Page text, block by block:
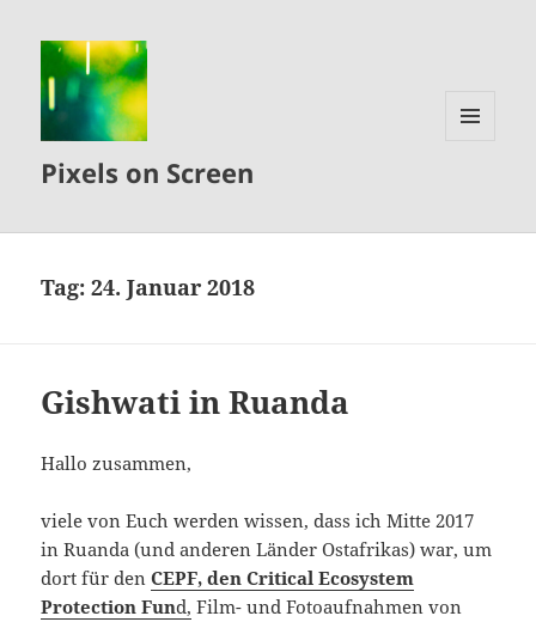
Pixels on Screen
Tag:24. Januar 2018
Gishwati in Ruanda
Hallo zusammen,
viele von Euch werden wissen, dass ich Mitte 2017
in Ruanda (und anderen Länder Ostafrikas) war, um
dort für denCEPF, den Critical Ecosystem
Protection Fund, Film- und Fotoaufnahmen von